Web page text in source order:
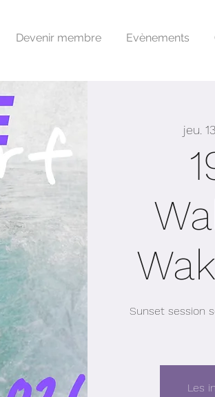
Devenir membre Evènements
jeu.
Sunset session
Les